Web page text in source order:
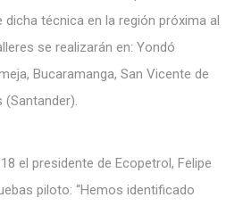
técnica en la región próxima al
se realizarán en: Yondó
Bucaramanga, San Vicente de
el presidente de Ecopetrol, Felipe
piloto: “Hemos identificado